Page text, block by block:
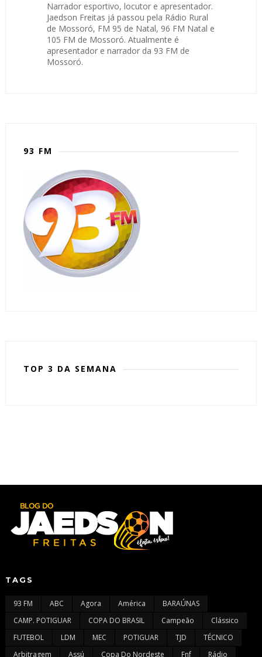
Narrador esportivo, locutor e apresentador.
Jaedson Freitas já passou pela Rádio Rural
de Mossoró, FM 95 de Natal, 96 FM Natal e
105 FM de Mossoró. Atualmente é
apresentador e narrador da 93 FM de
Mossoró.
93 FM
TOP 3 DA SEMANA
TAGS
93 FM ABC Agora América
BARAÚNAS
CAMP. POTIGUAR
COPA DO BRASIL Campeão
Clássico
FUTEBOL
LDM MEC POTIGUAR TJD
TÉCNICO
Arbitragem
Assú Copa Do Nordeste Fnf Rádio